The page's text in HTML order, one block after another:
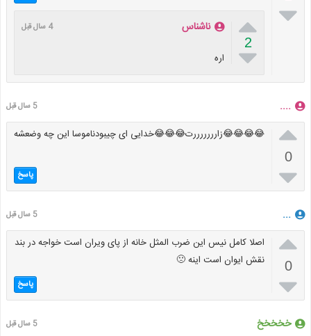


2

ناشناس 4 سال قبل
اره
.... 5 سال قبل

0

😂😂😂😂زارررررررت😂😂😂خدایی ای چیبودناموسا این چه وضعشه
پاسخ
... 5 سال قبل

0

اصلا کامل نیس این ضرب المثل خانه از پای ویران است خواجه در بند
نقش ایوان است اینه 🙁
پاسخ
خخخخخ 5 سال قبل